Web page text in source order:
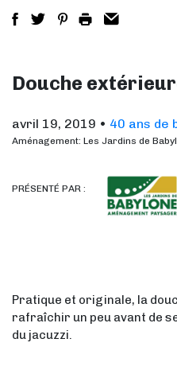
Douche
avril 19, 2019 • 40 ans de
Aménagement: Les Jardins de
PRÉSENTÉ PAR :
Pratique et originale, la
rafraîchir un peu avant de
du jacuzzi.